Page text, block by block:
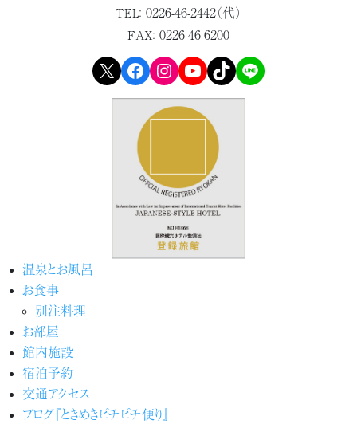
TEL： 0226-46-2442（代）
FAX： 0226-46-6200
X Facebook Instagram YouTube TikTok LINE
温泉とお風呂
お食事
別注料理
お部屋
館内施設
宿泊予約
交通アクセス
ブログ『ときめきピチピチ便り』